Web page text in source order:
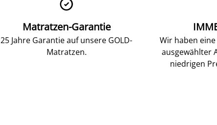

Matratzen-Garantie
25 Jahre Garantie auf unsere GOLD-
Matratzen.
Wir haben
ausgewählter
niedrigen